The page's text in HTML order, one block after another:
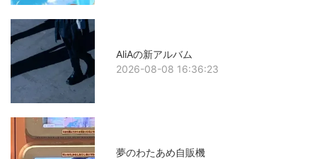
AliAの新アルバム
2026-08-08 16:36:23
夢のわたあめ自販機